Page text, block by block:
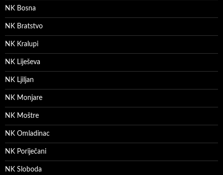
NK Bosna
NK Bratstvo
NK Kralupi
NK Liješeva
NK Ljiljan
NK Monjare
NK Moštre
NK Omladinac
NK Poriječani
NK Sloboda